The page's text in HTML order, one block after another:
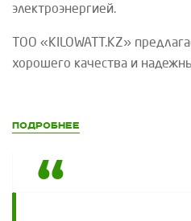
электроэнергией.
ТОО «KILOWATT .KZ»
хорошего качества и
Подробнее